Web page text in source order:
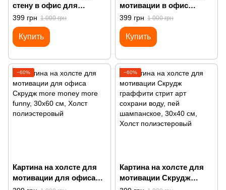
стену в офис для
мотивации Скрудж в
кабинете Мир
принадлежит тебе
399 грн 1 000 грн
Купить
мотивации в офис
Доллар Золотой Скрудж
399 грн 1 000 грн
Купить
−60%
Картина на холсте для
мотивации для офиса
Скрудж more money
−60%
Картина на холсте для
мотивации Скрудж
граффити стрит арт